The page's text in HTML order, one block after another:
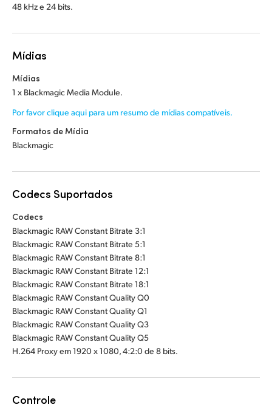
48 kHz e 24 bits.
Mídias
Mídias
1 x Blackmagic Media Module.
Por favor clique aqui para um resumo de mídias compatíveis.
Formatos de Mídia
Blackmagic
Codecs Suportados
Codecs
Blackmagic RAW Constant Bitrate 3:1
Blackmagic RAW Constant Bitrate 5:1
Blackmagic RAW Constant Bitrate 8:1
Blackmagic RAW Constant Bitrate 12:1
Blackmagic RAW Constant Bitrate 18:1
Blackmagic RAW Constant Quality Q0
Blackmagic RAW Constant Quality Q1
Blackmagic RAW Constant Quality Q3
Blackmagic RAW Constant Quality Q5
H.264 Proxy em 1920 x 1080, 4:2:0 de 8 bits.
Controle